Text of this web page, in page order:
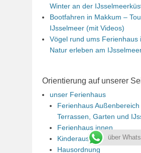
Winter an der
Bootfahren in Makkum –
IJsselmeer (mit Videos)
Vögel rund ums Ferienhaus
Natur erleben am
Orientierung auf unserer
unser Ferienhaus
Ferienhaus
Terrassen, Garten und
Ferienhaus innen
Kinderausstattung
Hausordnung
über